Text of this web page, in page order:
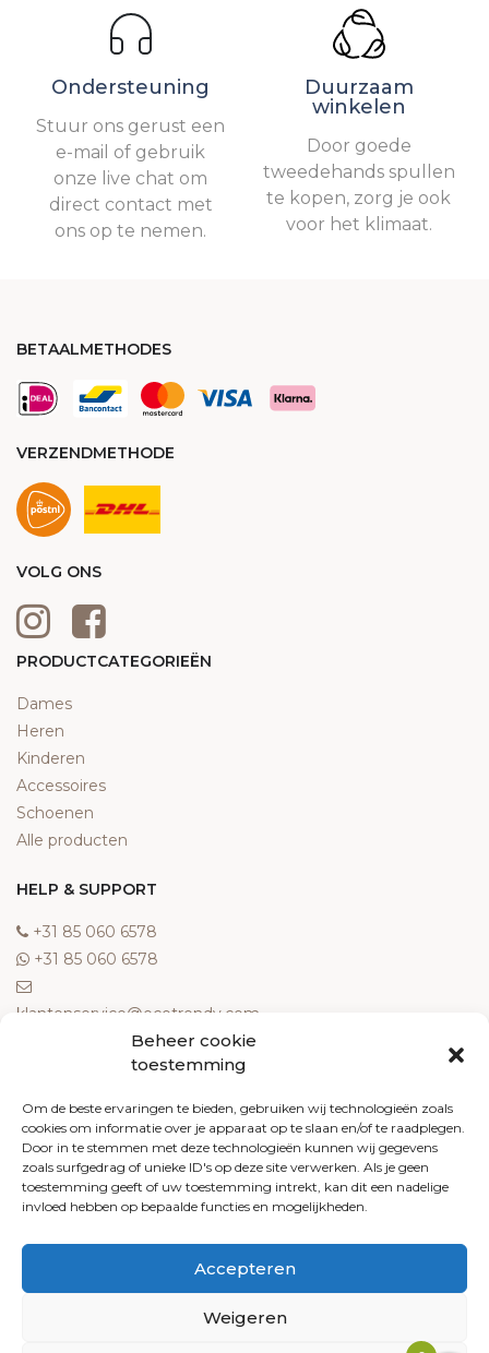
Beheer cookie
toestemming
Om de beste ervaringen te bieden, gebruiken wij technologieën zoals
cookies om informatie over je apparaat op te slaan en/of te raadplegen.
Door in te stemmen met deze technologieën kunnen wij gegevens
zoals surfgedrag of unieke ID's op deze site verwerken. Als je geen
toestemming geeft of uw toestemming intrekt, kan dit een nadelige
invloed hebben op bepaalde functies en mogelijkheden.
Accepteren
Weigeren
Ondersteuning
Stuur ons gerust een
e-mail of gebruik
onze live chat om
direct contact met
ons op te nemen.
Duurzaam
winkelen
Door goede
tweedehands spullen
te kopen, zorg je ook
voor het klimaat.
BETAALMETHODES
VERZENDMETHODE
VOLG ONS
PRODUCTCATEGORIEËN
Dames
Heren
Kinderen
Accessoires
Schoenen
Alle producten
HELP & SUPPORT
‎+31 85 060 6578
‎+31 85 060 6578
klantenservice@ecotrendy.com
Meest gestelde vragen
Contact
Algemene voorwaarden
Retourneren
Klachten
Privacy policy